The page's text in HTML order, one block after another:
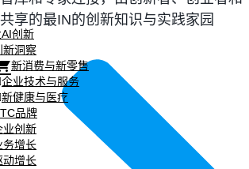
创新
新洞察
新消费与新零售
企业技术与服务
新健康与医疗
品牌
业创新
务增长
动增长
享的最IN的创新知识与实践家园